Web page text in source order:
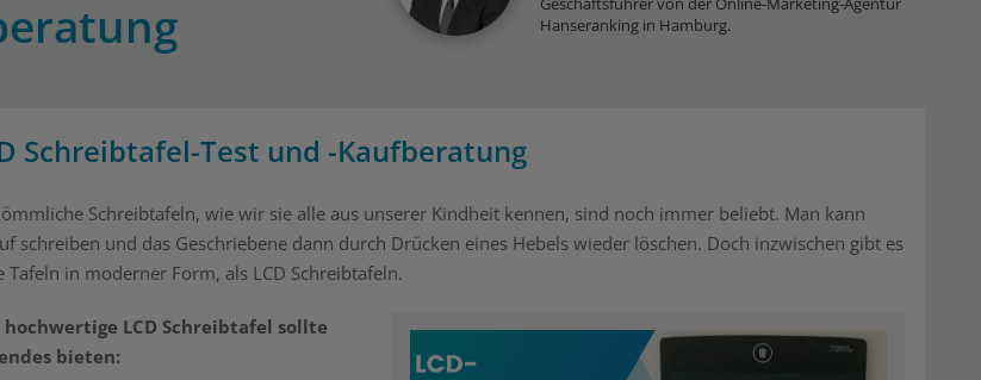
Hanseranking in Hamburg.
Schreibtafel-Test und -Kaufberatung
Schreibtafeln, wie wir sie alle aus unserer Kindheit kennen, sind noch immer beliebt. Man kann
schreiben und das Geschriebene dann durch Drücken eines Hebels wieder löschen. Doch inzwischen gibt es
Tafeln in moderner Form, als LCD Schreibtafeln.
hochwertige LCD Schreibtafel sollte
bieten: